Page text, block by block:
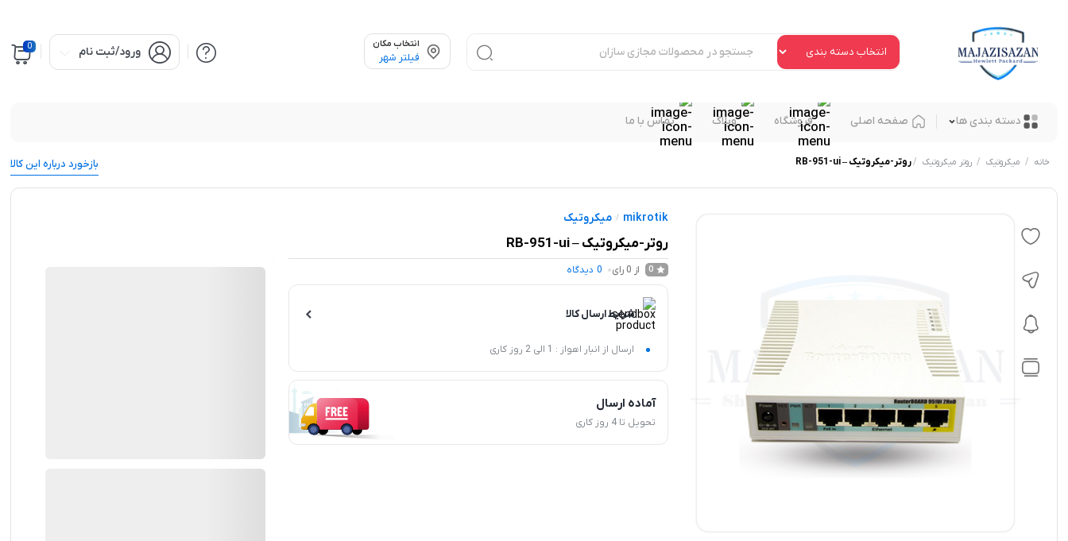
انتخاب مکان
فیلتر شهر ورود/ثبت نام 0
دسته بندی ها صفحه اصلی فروشگاه وبلاگ تماس با ما
بازخورد درباره این کالا خانه / میکروتیک / روتر میکروتیک /روتر-میکروتیک – RB-951-ui
mikrotik
/ میکروتیک
روتر-میکروتیک – RB-951-ui
0 از 0 رای 0 دیدگاه
شرایط ارسال کالا
ارسال از انبار اهواز : 1 الی 2 روز کاری
آماده ارسال
تحویل تا 4 روز کاری
ارسال توسط فروشگاه مجازی سازان